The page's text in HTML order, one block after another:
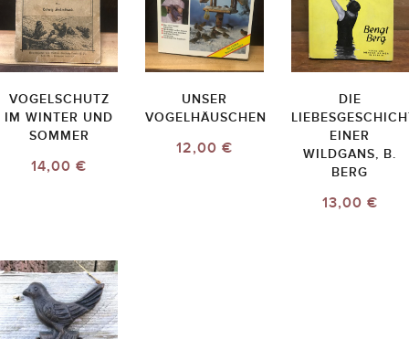
VOGELSCHUTZ
IM WINTER UND
SOMMER
14,00 €
UNSER
VOGELHÄUSCHEN
12,00 €
DIE
EINER
WILDGANS, B.
BERG
13,00 €